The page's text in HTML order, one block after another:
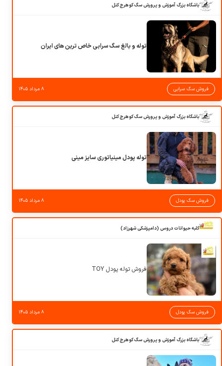
باشگاه بزرگ آموزش و پرورش سگ کوهرج کنل
توله و بالغ سگ سرابی خاص ترین های ایران
فروش سگ سرابی ۸ مرداد ۱۴۰۵
باشگاه بزرگ آموزش و پرورش سگ کوهرج کنل
توله پودل مینیاتوری سایز مینی
فروش سگ پودل ۸ مرداد ۱۴۰۵
کلبه حیوانات دروس (دامپزشکی شهرزاد)
فروش توله پودل TOY
فروش سگ پودل ۸ مرداد ۱۴۰۵
باشگاه بزرگ آموزش و پرورش سگ کوهرج کنل